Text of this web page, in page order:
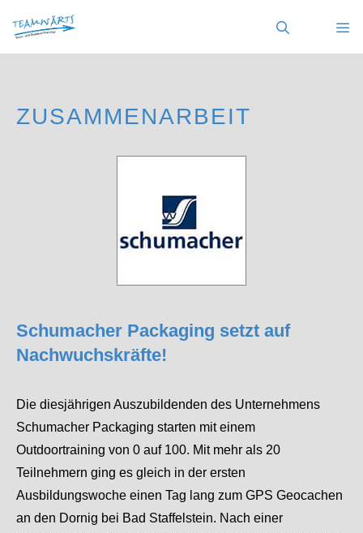
Inhalt
springen
ZUSAMMENARBEIT
Schumacher Packaging setzt auf
Nachwuchskräfte!
Die diesjährigen Auszubildenden des Unternehmens
Schumacher Packaging starten mit einem
Outdoortraining von 0 auf 100. Mit mehr als 20
Teilnehmern ging es gleich in der ersten
Ausbildungswoche einen Tag lang zum GPS Geocachen
an den Dornig bei Bad Staffelstein. Nach einer